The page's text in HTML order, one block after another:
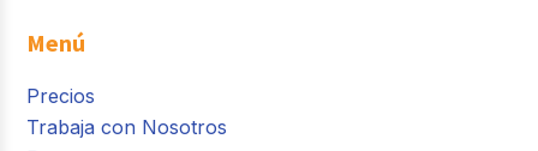
Menú
Precios
Trabaja con Nosotros